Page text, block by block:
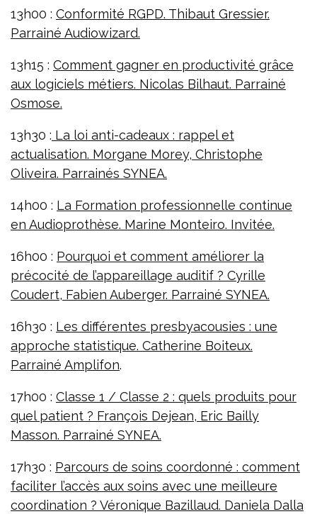
13h00 : Conformité RGPD. Thibaut Gressier.
Parrainé Audiowizard.
13h15 : Comment gagner en productivité grâce
aux logiciels métiers. Nicolas Bilhaut. Parrainé
Osmose.
13h30 : La loi anti-cadeaux : rappel et
actualisation. Morgane Morey, Christophe
Oliveira. Parrainés SYNEA.
14h00 : La Formation professionnelle continue
en Audioprothèse. Marine Monteiro. Invitée.
16h00 : Pourquoi et comment améliorer la
précocité de l’appareillage auditif ? Cyrille
Coudert, Fabien Auberger. Parrainé SYNEA.
16h30 : Les différentes presbyacousies : une
approche statistique. Catherine Boiteux.
Parrainé Amplifon.
17h00 : Classe 1 / Classe 2 : quels produits pour
quel patient ? François Dejean, Eric Bailly
Masson. Parrainé SYNEA.
17h30 : Parcours de soins coordonné : comment
faciliter l’accès aux soins avec une meilleure
coordination ? Véronique Bazillaud. Daniela Dalla